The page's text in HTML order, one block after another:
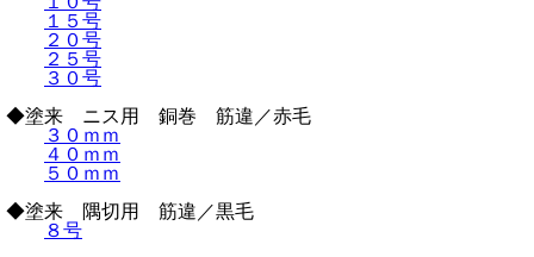
１５号
２０号
２５号
３０号
◆塗来 ニス用 銅巻 筋違／赤毛
３０ｍｍ
４０ｍｍ
５０ｍｍ
◆塗来 隅切用 筋違／黒毛
８号